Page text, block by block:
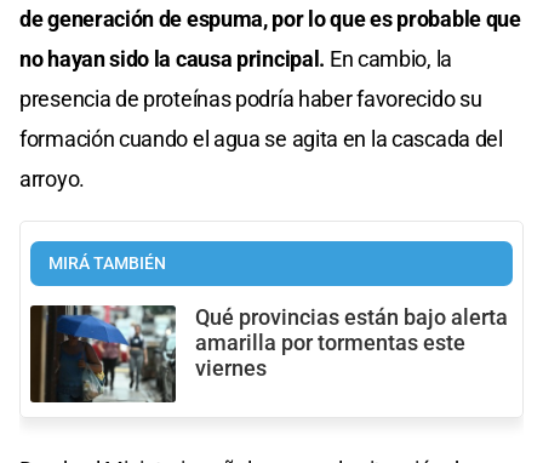
de generación de espuma, por lo que es probable que
no hayan sido la causa principal. En cambio, la
presencia de proteínas podría haber favorecido su
formación cuando el agua se agita en la cascada del
arroyo.
MIRÁ TAMBIÉN
Qué provincias están bajo alerta
amarilla por tormentas este
viernes